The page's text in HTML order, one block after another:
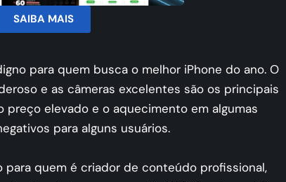
SAIBA MAIS
para quem busca o melhor iPhone do ano. O
e as câmeras excelentes são os principais
elevado e o aquecimento em algumas
para alguns usuários.
para quem é criador de conteúdo profissional,